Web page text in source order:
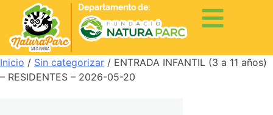
Departamento de:
Inicio / Sin categorizar / ENTRADA INFANTIL (3 a 11 años)
– RESIDENTES – 2026-05-20